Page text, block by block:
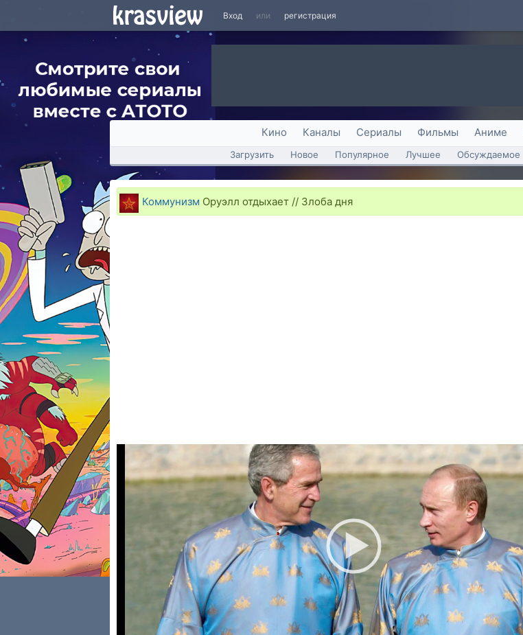
Вход или регистрация
Кино Каналы Сериалы Фильмы Аниме
Загрузить Новое Популярное Лучшее Обсуждаемое
Коммунизм Оруэлл отдыхает // Злоба дня